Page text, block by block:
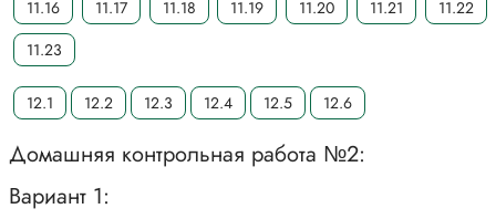
11.16 11.17 11.18 11.19 11.20 11.21
11.22
11.23
12.1 12.2 12.3 12.4 12.5 12.6
Домашняя контрольная работа №2:
Вариант 1: